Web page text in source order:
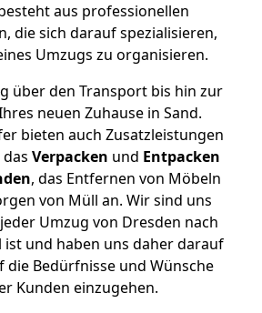
aus professionellen
die sich darauf spezialisieren,
Umzugs zu organisieren.
über den Transport bis hin zur
neuen Zuhause in Sand.
bieten auch Zusatzleistungen
Verpacken und Entpacken
, das Entfernen von Möbeln
von Müll an. Wir sind uns
Umzug von Dresden nach
ist und haben uns daher darauf
die Bedürfnisse und Wünsche
Kunden einzugehen.